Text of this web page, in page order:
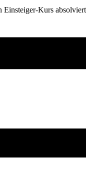
Einsteiger-Kurs